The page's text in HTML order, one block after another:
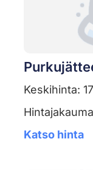
Keskihinta:
Katso hinta